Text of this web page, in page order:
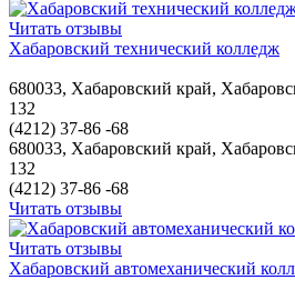
Читать отзывы
Хабаровский технический колледж
680033, Хабаровский край,
132
(4212) 37-86 -68
680033, Хабаровский край,
132
(4212) 37-86 -68
Читать отзывы
Читать отзывы
Хабаровский автомеханический